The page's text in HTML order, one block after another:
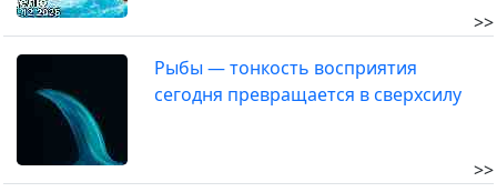
>>
Рыбы — тонкость восприятия
сегодня превращается в сверхсилу
>>